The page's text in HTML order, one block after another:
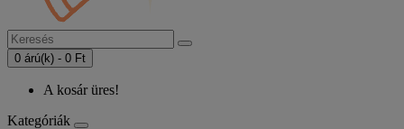
0 árú(k) - 0 Ft
A kosár üres!
Kategóriák